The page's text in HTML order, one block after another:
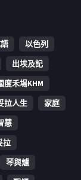
以色列
出埃及記
度禾場KHM
拉人生
家庭
慧
拉
琴與爐